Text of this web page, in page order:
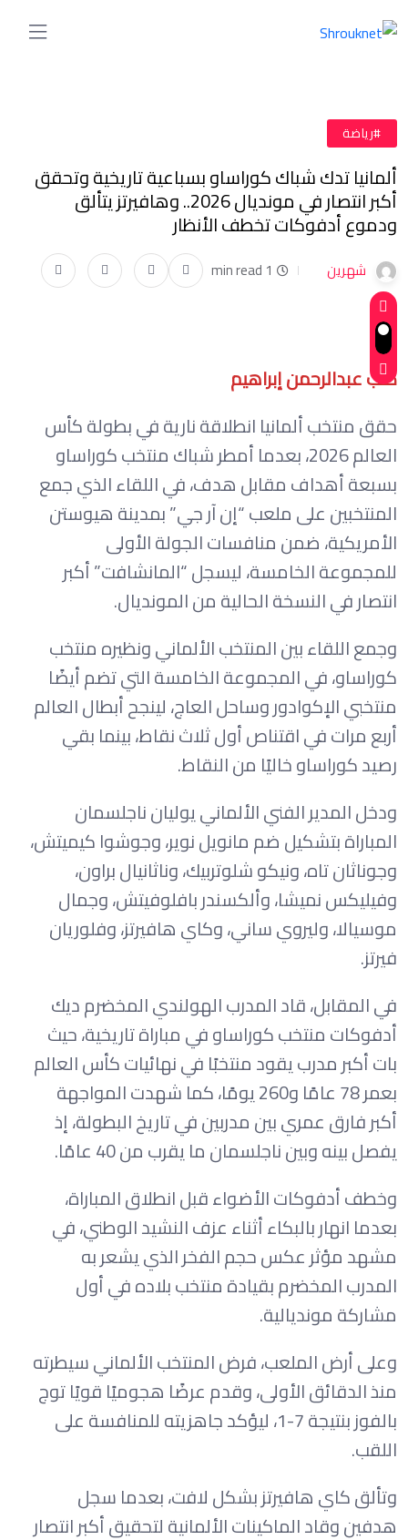
#رياضة
ألمانيا تدك شباك كوراساو بسباعية تاريخية وتحقق
أكبر انتصار في مونديال 2026.. وهافيرتز يتألق
ودموع أدفوكات تخطف الأنظار
شهرين 1 min read
كتب عبدالرحمن إبراهيم
حقق منتخب ألمانيا انطلاقة نارية في بطولة كأس
العالم 2026، بعدما أمطر شباك منتخب كوراساو
بسبعة أهداف مقابل هدف، في اللقاء الذي جمع
المنتخبين على ملعب “إن آر جي” بمدينة هيوستن
الأمريكية، ضمن منافسات الجولة الأولى
للمجموعة الخامسة، ليسجل “المانشافت” أكبر
انتصار في النسخة الحالية من المونديال.
وجمع اللقاء بين المنتخب الألماني ونظيره منتخب
كوراساو، في المجموعة الخامسة التي تضم أيضًا
منتخبي الإكوادور وساحل العاج، لينجح أبطال العالم
أربع مرات في اقتناص أول ثلاث نقاط، بينما بقي
رصيد كوراساو خاليًا من النقاط.
ودخل المدير الفني الألماني يوليان ناجلسمان
المباراة بتشكيل ضم مانويل نوير، وجوشوا كيميتش،
وجوناثان تاه، ونيكو شلوتربيك، وناثانيال براون،
وفيليكس نميشا، وألكسندر بافلوفيتش، وجمال
موسيالا، وليروي ساني، وكاي هافيرتز، وفلوريان
فيرتز.
في المقابل، قاد المدرب الهولندي المخضرم ديك
أدفوكات منتخب كوراساو في مباراة تاريخية، حيث
بات أكبر مدرب يقود منتخبًا في نهائيات كأس العالم
بعمر 78 عامًا و260 يومًا، كما شهدت المواجهة
أكبر فارق عمري بين مدربين في تاريخ البطولة، إذ
يفصل بينه وبين ناجلسمان ما يقرب من 40 عامًا.
وخطف أدفوكات الأضواء قبل انطلاق المباراة،
بعدما انهار بالبكاء أثناء عزف النشيد الوطني، في
مشهد مؤثر عكس حجم الفخر الذي يشعر به
المدرب المخضرم بقيادة منتخب بلاده في أول
مشاركة مونديالية.
وعلى أرض الملعب، فرض المنتخب الألماني سيطرته
منذ الدقائق الأولى، وقدم عرضًا هجوميًا قويًا توج
بالفوز بنتيجة 7-1، ليؤكد جاهزيته للمنافسة على
اللقب.
وتألق كاي هافيرتز بشكل لافت، بعدما سجل
هدفين وقاد الماكينات الألمانية لتحقيق أكبر انتصار